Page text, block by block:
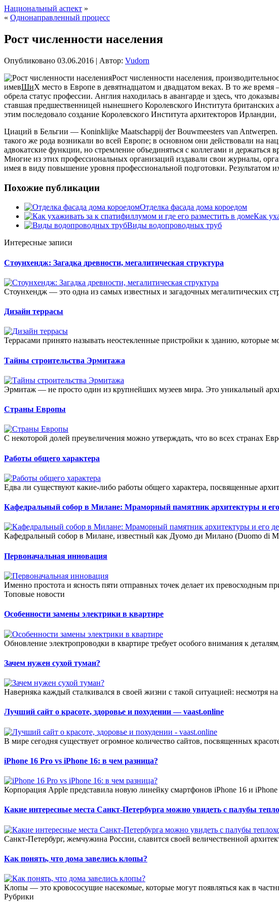
Национальный аспект »
« Однонаправленный процесс
Рост численности населения
Опубликовано 03.06.2016 | Автор: Vudorn
Рост численности населения,
имевШиХ место в Европе в девятнадцатом и двадцатом веках. В то же
обрела статус профессии. Англия находилась в авангарде и здесь, что
ставшая предшественницей нынешнего Королевского Института
этим последовало создание Королевского Института архитекторов
Циаций в Бельгии — Koninklijke Maatschappij der Bouwmeesters van
такого же рода возникали во всей Европе; в основном они действовали на
адвокатские функции, но стремление объединяться с коллегами и
Многие из этих профессиональных организаций издавали свои журналы,
имея в виду повышение уровня профессиональной подготовки. Результатом
Похожие публикации
Отделка фасада дома короедом
Как
Виды водопроводных труб
Интересные записи
Стоунхендж: Загадка древности, мегалитическая структура
Стоунхендж — это одна из самых известных и загадочных мегалитических
Дизайн террасы
Террасами принято называть неостекленные пристройки к зданию, которые
Тайны строительства Эрмитажа
Эрмитаж — не просто один из крупнейших музеев мира. Это уникальный
Страны Европы
С некоторой долей преувеличения можно утверждать, что во всех странах
Работы общего характера
Едва ли существуют какие-либо работы общего характера, посвященные
Кафедральный собор в Милане: Мраморный памятник архитектуры и его
Кафедральный собор в Милане, известный как Дуомо ди Милано (Duomo di
Первоначальная инновация
Именно простота и ясность пяти отправных точек делает их превосходным
Топовые новости
Особенности замены электрики в квартире
Обновление электропроводки в квартире требует особого внимания к деталям,
Зачем нужен сухой туман?
Наверняка каждый сталкивался в своей жизни с такой ситуацией: несмотря
Лучший сайт о красоте, здоровье и похудении — vaast.online
В мире сегодня существует огромное количество сайтов, посвященных
iPhone 16 Pro vs iPhone 16: в чем разница?
Корпорация Apple представила новую линейку смартфонов iPhone 16 и
Какие интересные места Санкт-Петербурга можно увидеть с палубы
Санкт-Петербург, жемчужина России, славится своей величественной
Как понять, что дома завелись клопы?
Клопы — это кровососущие насекомые, которые могут появляться как в
Рубрики